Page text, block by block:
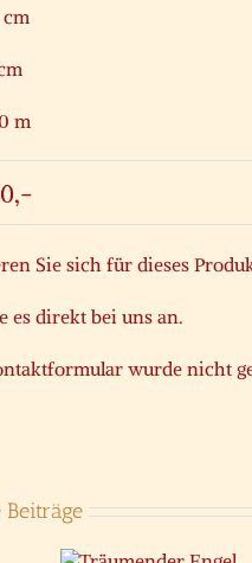
m
Sie sich für dieses
es direkt bei uns an.
wurde nicht